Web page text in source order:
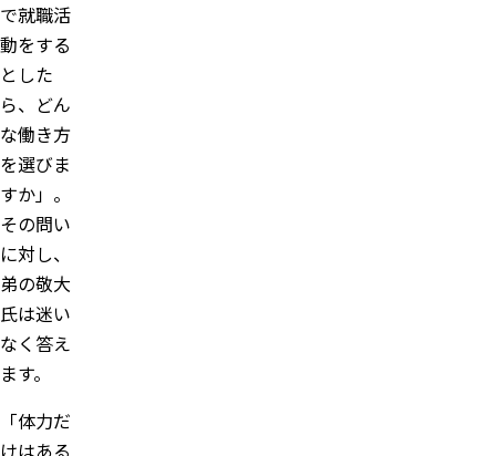
で就職活
動をする
とした
ら、どん
な働き方
を選びま
すか」。
その問い
に対し、
弟の敬大
氏は迷い
なく答え
ます。
「体力だ